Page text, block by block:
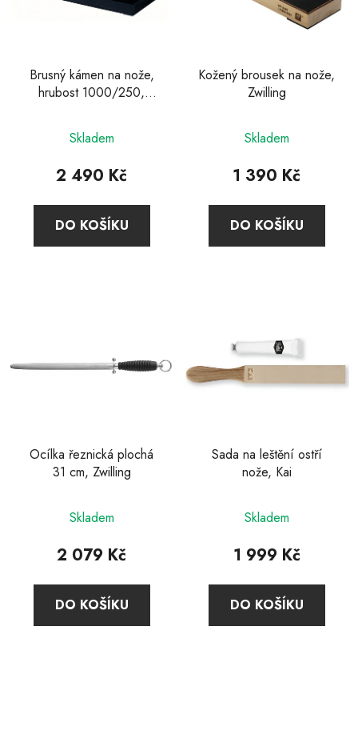
Brusný kámen na nože,
hrubost 1000/250,
hodnocení
produktu
4,9
z
Skladem
2 490 Kč
DO KOŠÍKU
Kožený brousek na nože,
Zwilling
Skladem
1 390 Kč
DO KOŠÍKU
Ocílka řeznická plochá
31 cm, Zwilling
Skladem
2 079 Kč
DO KOŠÍKU
Sada na leštění ostří
nože, Kai
Skladem
1 999 Kč
DO KOŠÍKU